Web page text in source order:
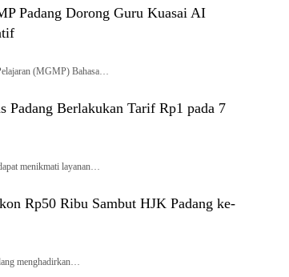
Padang Dorong Guru Kuasai AI
(MGMP) Bahasa…
Padang Berlakukan Tarif Rp1 pada 7
menikmati layanan…
Rp50 Ribu Sambut HJK Padang ke-
menghadirkan…